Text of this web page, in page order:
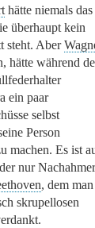
hätte niemals das
überhaupt kein
steht. Aber
hätte während
ein paar
selbst
Person
machen. Es ist
nur Nachahmer
, dem
skrupellosen